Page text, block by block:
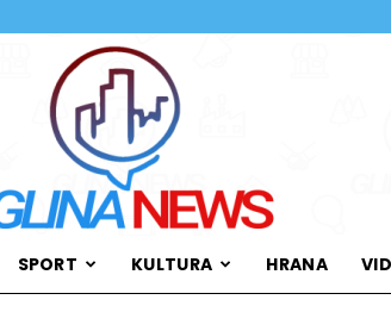
SPORT KULTURA HRANA